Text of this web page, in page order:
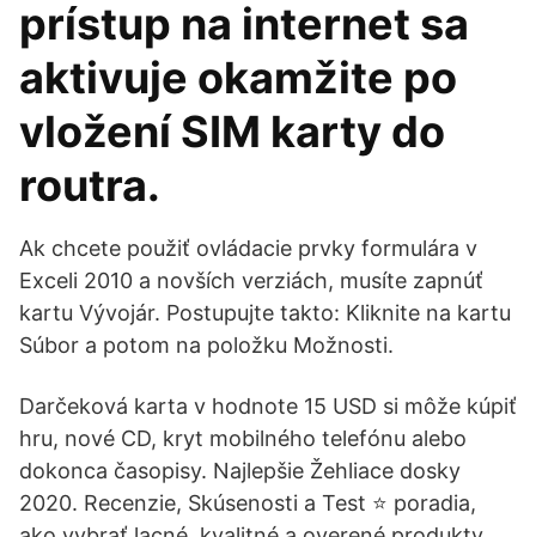
prístup na internet sa
aktivuje okamžite po
vložení SIM karty do
routra.
Ak chcete použiť ovládacie prvky formulára v
Exceli 2010 a novších verziách, musíte zapnúť
kartu Vývojár. Postupujte takto: Kliknite na kartu
Súbor a potom na položku Možnosti.
Darčeková karta v hodnote 15 USD si môže kúpiť
hru, nové CD, kryt mobilného telefónu alebo
dokonca časopisy. Najlepšie Žehliace dosky
2020. Recenzie, Skúsenosti a Test ⭐ poradia,